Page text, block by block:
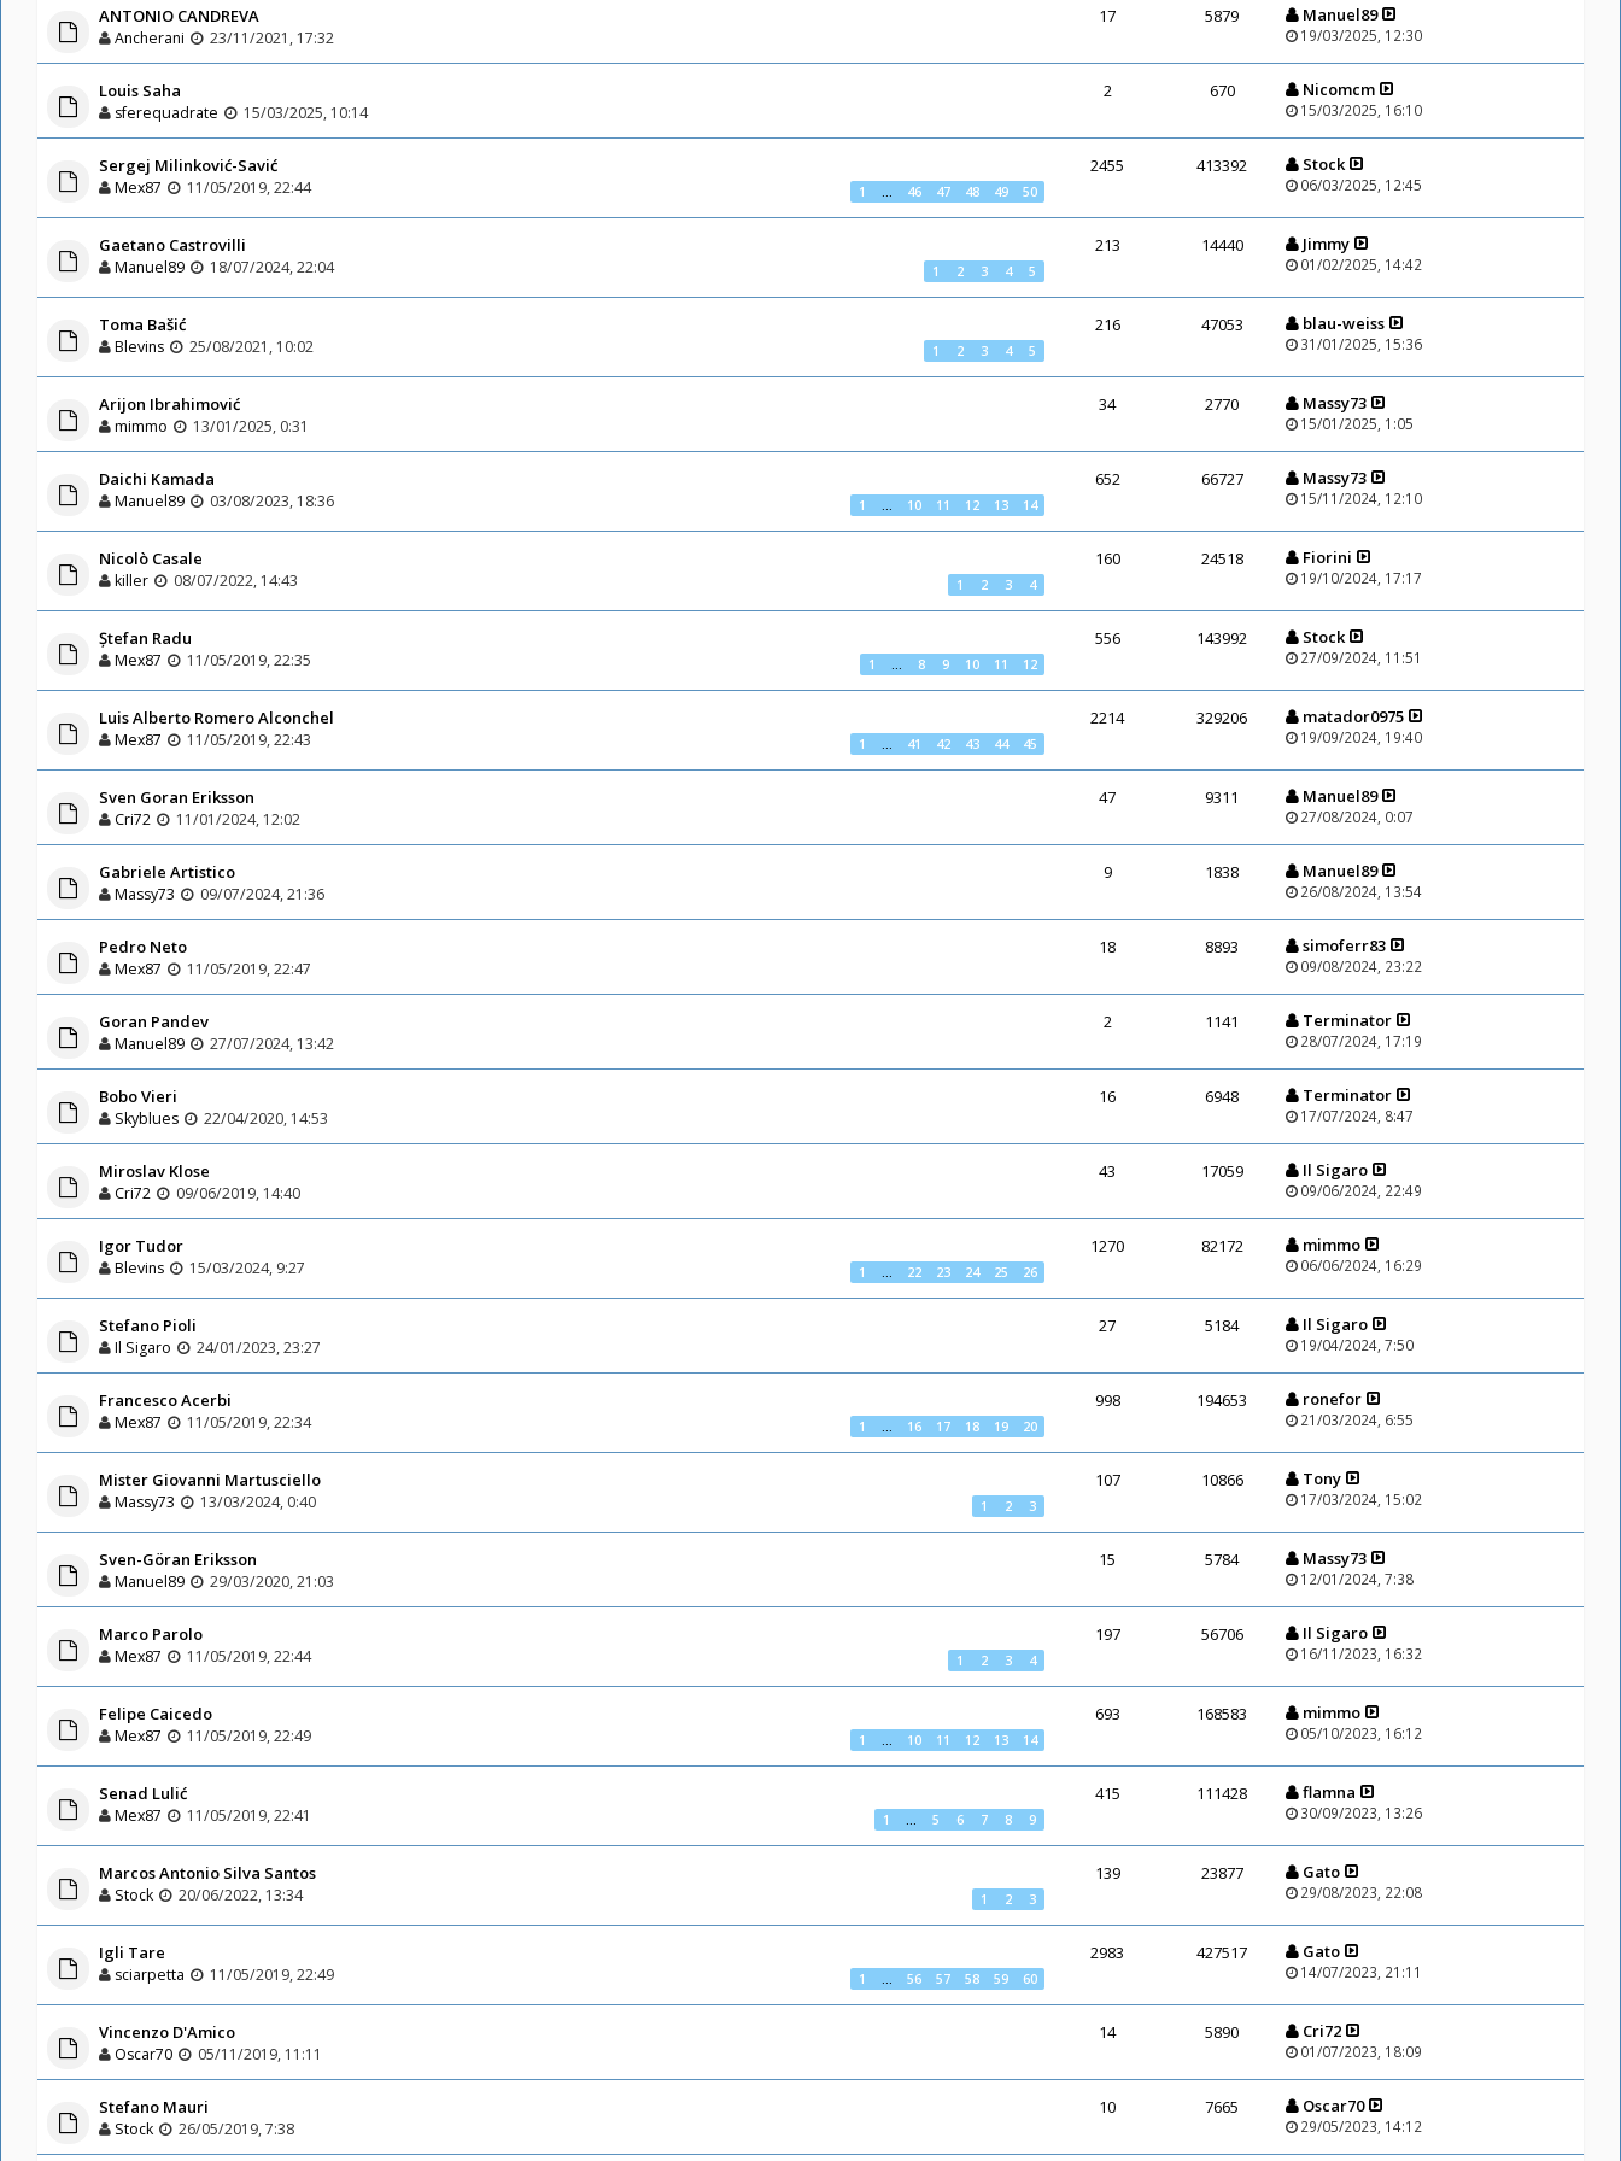
ANTONIO CANDREVA
Ancherani 23/11/2021, 17:32
17 5879 Manuel89
19/03/2025, 12:30
Louis Saha
sferequadrate 15/03/2025, 10:14
2 670 Nicomcm
15/03/2025, 16:10
Sergej Milinković-Savić
1 46 47 48 49 50
Mex87 11/05/2019, 22:44
2455 413392 Stock
06/03/2025, 12:45
Gaetano Castrovilli
1 2 3 4 5
Manuel89 18/07/2024, 22:04
213 14440 Jimmy
01/02/2025, 14:42
Toma Bašić
1 2 3 4 5
Blevins 25/08/2021, 10:02
216 47053 blau-weiss
31/01/2025, 15:36
Arijon Ibrahimović
mimmo 13/01/2025, 0:31
34 2770 Massy73
15/01/2025, 1:05
Daichi Kamada
1 10 11 12 13 14
Manuel89 03/08/2023, 18:36
652 66727 Massy73
15/11/2024, 12:10
Nicolò Casale
1 2 3 4
killer 08/07/2022, 14:43
160 24518 Fiorini
19/10/2024, 17:17
Ștefan Radu
1 8 9 10 11 12
Mex87 11/05/2019, 22:35
556 143992 Stock
27/09/2024, 11:51
Luis Alberto Romero Alconchel
1 41 42 43 44 45
Mex87 11/05/2019, 22:43
2214 329206 matador0975
19/09/2024, 19:40
Sven Goran Eriksson
Cri72 11/01/2024, 12:02
47 9311 Manuel89
27/08/2024, 0:07
Gabriele Artistico
Massy73 09/07/2024, 21:36
9 1838 Manuel89
26/08/2024, 13:54
Pedro Neto
Mex87 11/05/2019, 22:47
18 8893 simoferr83
09/08/2024, 23:22
Goran Pandev
Manuel89 27/07/2024, 13:42
2 1141 Terminator
28/07/2024, 17:19
Bobo Vieri
Skyblues 22/04/2020, 14:53
16 6948 Terminator
17/07/2024, 8:47
Miroslav Klose
Cri72 09/06/2019, 14:40
43 17059 Il Sigaro
09/06/2024, 22:49
Igor Tudor
1 22 23 24 25 26
Blevins 15/03/2024, 9:27
1270 82172 mimmo
06/06/2024, 16:29
Stefano Pioli
Il Sigaro 24/01/2023, 23:27
27 5184 Il Sigaro
19/04/2024, 7:50
Francesco Acerbi
1 16 17 18 19 20
Mex87 11/05/2019, 22:34
998 194653 ronefor
21/03/2024, 6:55
Mister Giovanni Martusciello
1 2 3
Massy73 13/03/2024, 0:40
107 10866 Tony
17/03/2024, 15:02
Sven-Göran Eriksson
Manuel89 29/03/2020, 21:03
15 5784 Massy73
12/01/2024, 7:38
Marco Parolo
1 2 3 4
Mex87 11/05/2019, 22:44
197 56706 Il Sigaro
16/11/2023, 16:32
Felipe Caicedo
1 10 11 12 13 14
Mex87 11/05/2019, 22:49
693 168583 mimmo
05/10/2023, 16:12
Senad Lulić
1 5 6 7 8 9
Mex87 11/05/2019, 22:41
415 111428 flamna
30/09/2023, 13:26
Marcos Antonio Silva Santos
1 2 3
Stock 20/06/2022, 13:34
139 23877 Gato
29/08/2023, 22:08
Igli Tare
1 56 57 58 59 60
sciarpetta 11/05/2019, 22:49
2983 427517 Gato
14/07/2023, 21:11
Vincenzo D'Amico
Oscar70 05/11/2019, 11:11
14 5890 Cri72
01/07/2023, 18:09
Stefano Mauri
Stock 26/05/2019, 7:38
10 7665 Oscar70
29/05/2023, 14:12